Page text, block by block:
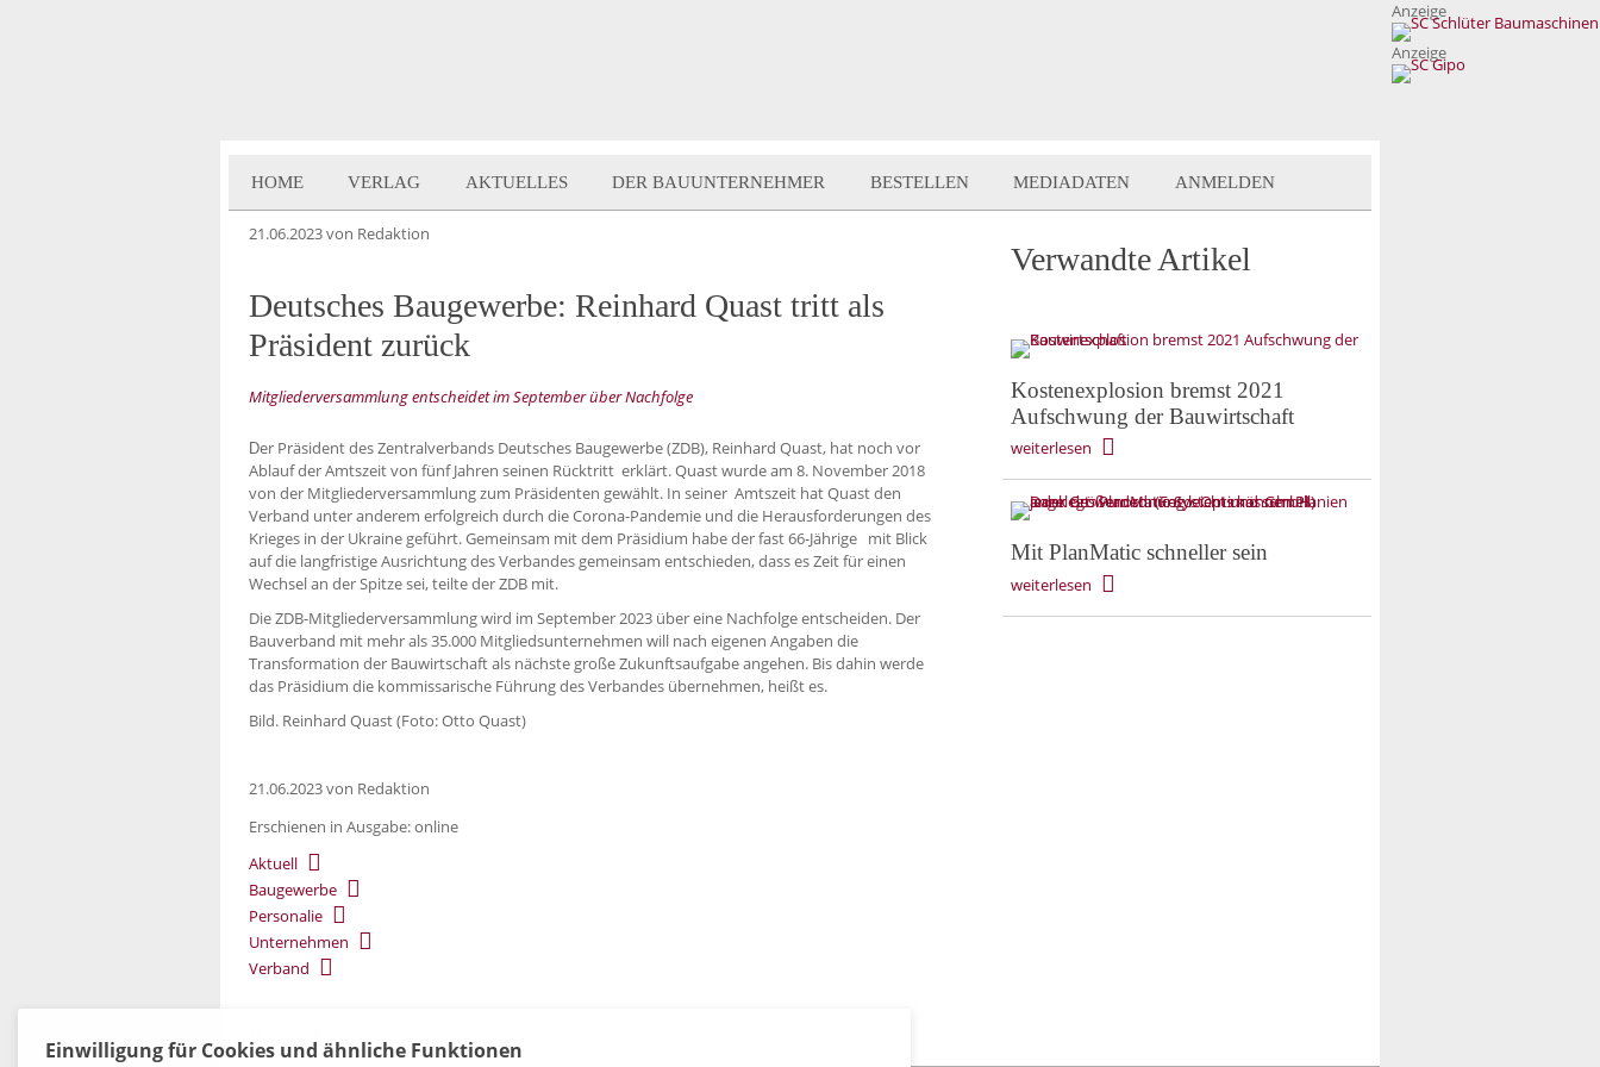
Anzeige
Anzeige
HOME VERLAG AKTUELLES DER BAUUNTERNEHMER BESTELLEN MEDIADATEN ANMELDEN
21.06.2023von Redaktion
Deutsches Baugewerbe: Reinhard Quast tritt als
Präsident zurück
Mitgliederversammlung entscheidet im September über Nachfolge
Der Präsident des Zentralverbands Deutsches Baugewerbe (ZDB), Reinhard Quast, hat noch vor
Ablauf der Amtszeit von fünf Jahren seinen Rücktritt erklärt. Quast wurde am 8. November 2018
von der Mitgliederversammlung zum Präsidenten gewählt. In seiner Amtszeit hat Quast den
Verband unter anderem erfolgreich durch die Corona-Pandemie und die Herausforderungen des
Krieges in der Ukraine geführt. Gemeinsam mit dem Präsidium habe der fast 66-Jährige mit Blick
auf die langfristige Ausrichtung des Verbandes gemeinsam entschieden, dass es Zeit für einen
Wechsel an der Spitze sei, teilte der ZDB mit.
Die ZDB-Mitgliederversammlung wird im September 2023 über eine Nachfolge entscheiden. Der
Bauverband mit mehr als 35.000 Mitgliedsunternehmen will nach eigenen Angaben die
Transformation der Bauwirtschaft als nächste große Zukunftsaufgabe angehen. Bis dahin werde
das Präsidium die kommissarische Führung des Verbandes übernehmen, heißt es.
Bild. Reinhard Quast (Foto: Otto Quast)
21.06.2023von Redaktion
Erschienen in Ausgabe: online
Aktuell
Baugewerbe
Personalie
Unternehmen
Verband
Verwandte Artikel
Kostenexplosion bremst 2021
Aufschwung der Bauwirtschaft
weiterlesen
Mit PlanMatic schneller sein
weiterlesen
Einwilligung für Cookies und ähnliche Funktionen